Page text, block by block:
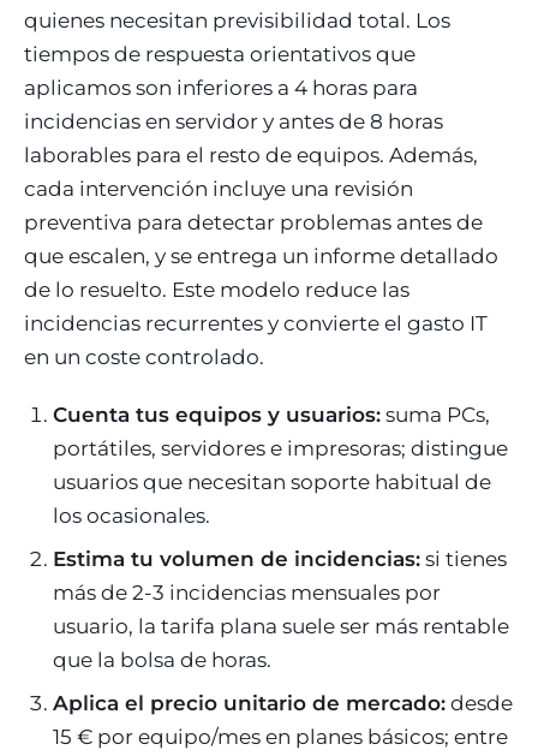
quienes necesitan previsibilidad total. Los
tiempos de respuesta orientativos que
aplicamos son inferiores a 4 horas para
incidencias en servidor y antes de 8 horas
laborables para el resto de equipos. Además,
cada intervención incluye una revisión
preventiva para detectar problemas antes de
que escalen, y se entrega un informe detallado
de lo resuelto. Este modelo reduce las
incidencias recurrentes y convierte el gasto IT
en un coste controlado.
Cuenta tus equipos y usuarios: suma PCs,
portátiles, servidores e impresoras; distingue
usuarios que necesitan soporte habitual de
los ocasionales.
Estima tu volumen de incidencias: si tienes
más de 2-3 incidencias mensuales por
usuario, la tarifa plana suele ser más rentable
que la bolsa de horas.
Aplica el precio unitario de mercado: desde
15 € por equipo/mes en planes básicos; entre